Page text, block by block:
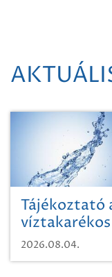
Tájékoztató
víztakarékos
2026.08.04.